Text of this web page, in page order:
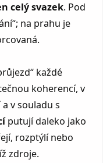
celý svazek. Pod
na prahu je
každé
koherencí, v
v souladu s
putují daleko jako
rozptýlí nebo
zdroje.